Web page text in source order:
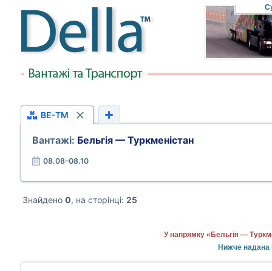
BE-TM
Вантажі: Бельгія — Туркменістан
08.08–08.10
Знайдено 0, на сторінці: 25
У напрямку «Бельгія —
Нижче надана